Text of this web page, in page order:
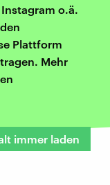
o.ä.
Plattform
Mehr
immer laden